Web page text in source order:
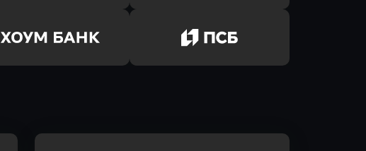
Оправить заявку
в Центр-Инвест
Оправить заявку
в Ренессанс Банк